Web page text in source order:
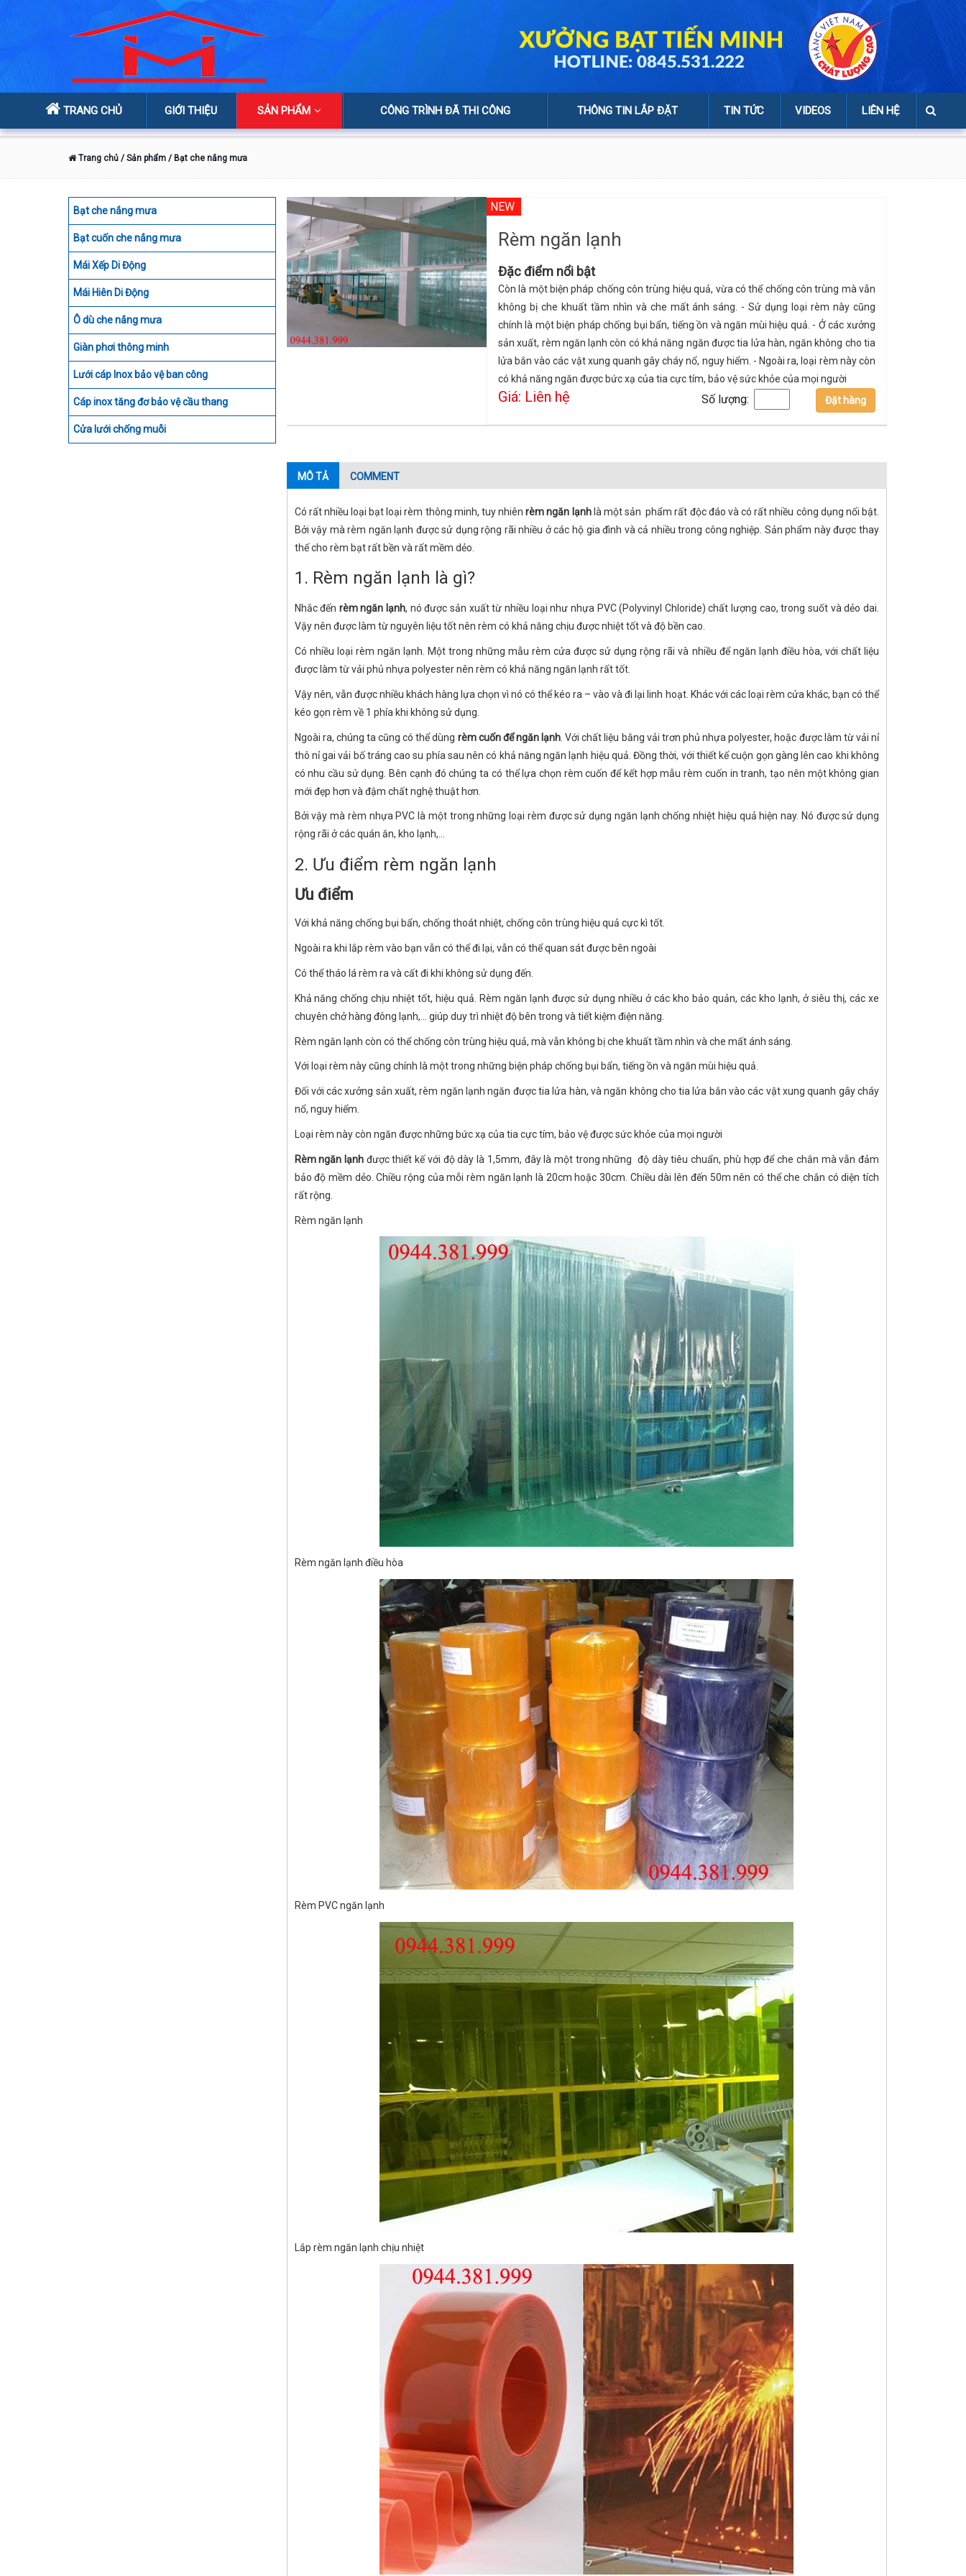
TRANG CHỦ GIỚI THIỆU SẢN PHẨM CÔNG TRÌNH ĐÃ THI CÔNG THÔNG TIN LẮP ĐẶT TIN TỨC VIDEOS LIÊN HỆ
Trang chủ / Sản phẩm / Bạt che nắng mưa
NEW
Rèm ngăn lạnh
Đặc điểm nổi bật
Còn là một biện pháp chống côn trùng hiệu quả, vừa có thể chống côn trùng mà vẫn
không bị che khuất tầm nhìn và che mất ánh sáng. - Sử dụng loại rèm này cũng
chính là một biện pháp chống bụi bẩn, tiếng ồn và ngăn mùi hiệu quả. - Ở các xưởng
sản xuất, rèm ngăn lạnh còn có khả năng ngăn được tia lửa hàn, ngăn không cho tia
lửa bắn vào các vật xung quanh gây cháy nổ, nguy hiểm. - Ngoài ra, loại rèm này còn
có khả năng ngăn được bức xạ của tia cực tím, bảo vệ sức khỏe của mọi người
Giá: Liên hệ Số lượng: Đặt hàng
MÔ TẢ COMMENT
Có rất nhiều loại bạt loại rèm thông minh, tuy nhiênrèm ngăn lạnhlà một sản phẩm rất độc đáo và có rất nhiều công dụng nổi bật.
Bởi vậy mà rèm ngăn lạnh được sử dụng rộng rãi nhiều ở các hộ gia đình và cả nhiều trong công nghiệp. Sản phẩm này được thay
thế cho rèm bạt rất bền và rất mềm dẻo.
1. Rèm ngăn lạnh là gì?
Nhắc đến rèm ngăn lạnh, nó được sản xuất từ nhiều loại như nhựa PVC (Polyvinyl Chloride) chất lượng cao, trong suốt và dẻo dai.
Vậy nên được làm từ nguyên liệu tốt nên rèm có khả năng chịu được nhiệt tốt và độ bền cao.
Có nhiều loại rèm ngăn lạnh. Một trong những mẫu rèm cửa được sử dụng rộng rãi và nhiều để ngăn lạnh điều hòa, với chất liệu
được làm từ vải phủ nhựa polyester nên rèm có khả năng ngăn lạnh rất tốt.
Vậy nên, vẫn được nhiều khách hàng lựa chọn vì nó có thể kéo ra – vào và đi lại linh hoạt. Khác với các loại rèm cửa khác, bạn có thể
kéo gọn rèm về 1 phía khi không sử dụng.
Ngoài ra, chúng ta cũng có thể dùng rèm cuốn để ngăn lạnh . Với chất liệu bằng vải trơn phủ nhựa polyester, hoặc được làm từ vải nỉ
thô nỉ gai vải bố tráng cao su phía sau nên có khả năng ngăn lạnh hiệu quả. Đồng thời, với thiết kế cuộn gọn gàng lên cao khi không
có nhu cầu sử dụng. Bên cạnh đó chúng ta có thể lựa chọn rèm cuốn để kết hợp mẫu rèm cuốn in tranh, tạo nên một không gian
mới đẹp hơn và đậm chất nghệ thuật hơn.
Bởi vậy mà rèm nhựa PVC là một trong những loại rèm được sử dụng ngăn lạnh chống nhiệt hiệu quả hiện nay. Nó được sử dụng
rộng rãi ở các quán ăn, kho lạnh,...
2. Ưu điểm rèm ngăn lạnh
Ưu điểm
Với khả năng chống bụi bẩn, chống thoát nhiệt, chống côn trùng hiệu quả cực kì tốt.
Ngoài ra khi lắp rèm vào bạn vẫn có thể đi lại, vẫn có thể quan sát được bên ngoài
Có thể tháo lá rèm ra và cất đi khi không sử dụng đến.
Khả năng chống chịu nhiệt tốt, hiệu quả. Rèm ngăn lạnh được sử dụng nhiều ở các kho bảo quản, các kho lạnh, ở siêu thị, các xe
chuyên chở hàng đông lạnh,… giúp duy trì nhiệt độ bên trong và tiết kiệm điện năng.
Rèm ngăn lạnh còn có thể chống côn trùng hiệu quả, mà vẫn không bị che khuất tầm nhìn và che mất ánh sáng.
Với loại rèm này cũng chính là một trong những biện pháp chống bụi bẩn, tiếng ồn và ngăn mùi hiệu quả.
Đối với các xưởng sản xuất, rèm ngăn lạnh ngăn được tia lửa hàn, và ngăn không cho tia lửa bắn vào các vật xung quanh gây cháy
nổ, nguy hiểm.
Loại rèm này còn ngăn được những bức xạ của tia cực tím, bảo vệ được sức khỏe của mọi người
Rèm ngăn lạnhđược thiết kế với độ dày là 1,5mm, đây là một trong những độ dày tiêu chuẩn, phù hợp để che chắn mà vẫn đảm
bảo độ mềm dẻo. Chiều rộng của mỗi rèm ngăn lạnh là 20cm hoặc 30cm. Chiều dài lên đến 50m nên có thể che chắn có diện tích
rất rộng.
Rèm ngăn lạnh
Rèm ngăn lạnh điều hòa
Rèm PVC ngăn lạnh
Lắp rèm ngăn lạnh chịu nhiệt
Bạt che nắng mưa
Bạt cuốn che nắng mưa
Mái Xếp Di Động
Mái Hiên Di Động
Ô dù che nắng mưa
Giàn phơi thông minh
Lưới cáp Inox bảo vệ ban công
Cáp inox tăng đơ bảo vệ cầu thang
Cửa lưới chống muỗi